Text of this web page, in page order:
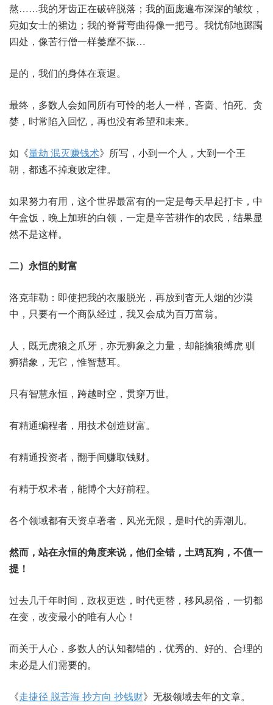
熬……我的牙齿正在破碎脱落；我的面庞遍布深深的皱纹，
宛如女士的裙边；我的脊背弯曲得像一把弓。我忧郁地踯躅
四处，像苦行僧一样萎靡不振…
是的，我们的身体在衰退。
最终，多数人会如同所有可怜的老人一样，吝啬、怕死、贪
婪，时常陷入回忆，再也没有希望和未来。
如《量劫 泯灭赚钱术》所写，小到一个人，大到一个王
朝，都逃不掉衰败定律。
如果努力有用，这个世界最富有的一定是每天早起打卡，中
午盒饭，晚上加班的白领，一定是辛苦耕作的农民，结果显
然不是这样。
二）永恒的财富
洛克菲勒：即使把我的衣服脱光，再放到杳无人烟的沙漠
中，只要有一个商队经过，我又会成为百万富翁。
人，既无虎狼之爪牙，亦无狮象之力量，却能擒狼缚虎 驯
狮猎象，无它，惟智慧耳。
只有智慧永恒，跨越时空，贯穿万世。
有精通编程者，用技术创造财富。
有精通投资者，翻手间赚取钱财。
有精于权术者，能博个大好前程。
各个领域都有天资卓著者，风光无限，是时代的弄潮儿。
然而，站在永恒的角度来说，他们全错，土鸡瓦狗，不值一
提！
过去几千年时间，政权更迭，时代更替，移风易俗，一切都
在变，改变最小的唯有人心！
而关于人心，多数人的认知都错的，优秀的、好的、合理的
未必是人们需要的。
《走捷径 脱苦海 抄方向 抄钱财》无极领域去年的文章。